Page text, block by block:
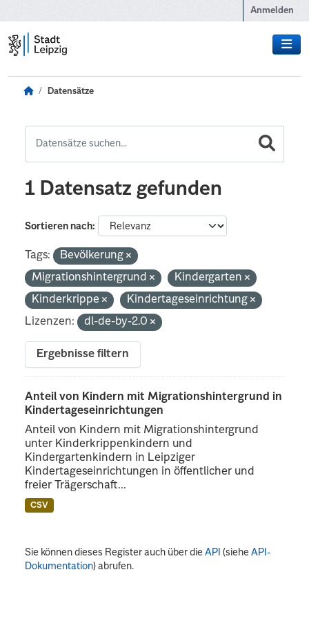
Anmelden
Datensätze
1 Datensatz gefunden
Sortieren nach
Tags:
Bevölkerung
Migrationshintergrund
Kindergarten
Kinderkrippe
Kindertageseinrichtung
Lizenzen:
dl-de-by-2.0
Ergebnisse filtern
Anteil von Kindern mit Migrationshintergrund in
Kindertageseinrichtungen
Anteil von Kindern mit Migrationshintergrund
unter Kinderkrippenkindern und
Kindergartenkindern in Leipziger
Kindertageseinrichtungen in öffentlicher und
freier Trägerschaft...
CSV
Sie können dieses Register auch über dieAPI (sieheAPI-
Dokumentation) abrufen.